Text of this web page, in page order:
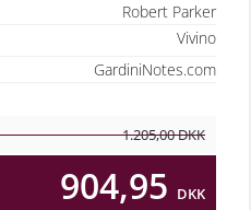
Robert Parker
Vivino
GardiniNotes.com
1.205,00DKK
904,95 DKK